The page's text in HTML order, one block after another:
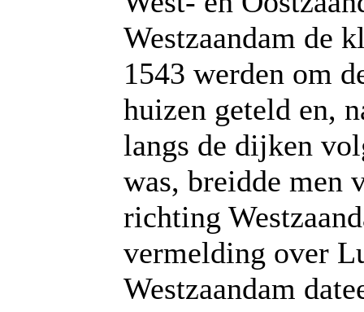
Westzaandam de
1543 werden om
huizen geteld en,
langs de dijken
was, breidde men
richting
vermelding over
Westzaandam